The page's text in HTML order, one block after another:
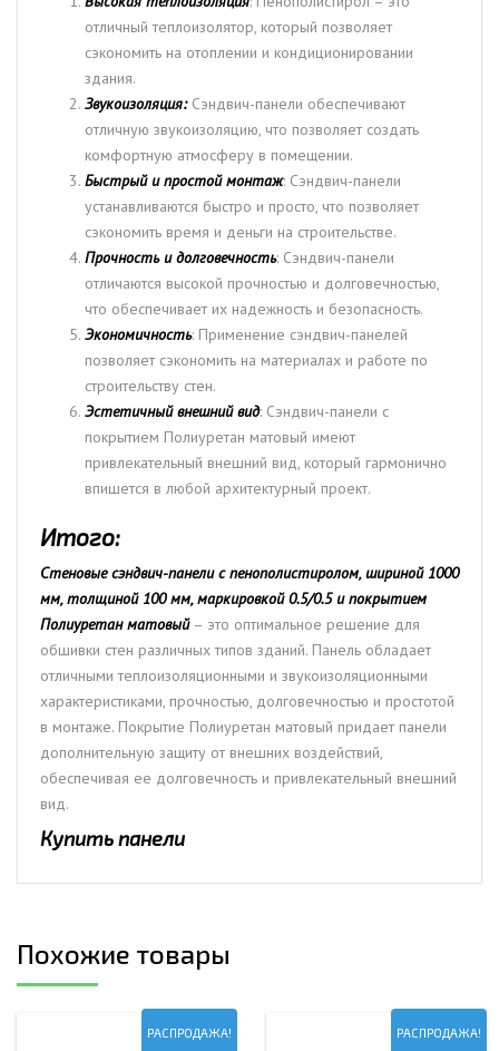
отличный теплоизолятор, который позволяет
сэкономить на отоплении и кондиционировании
здания.
Звукоизоляция:Сэндвич-панели обеспечивают
отличную звукоизоляцию, что позволяет создать
комфортную атмосферу в помещении.
Быстрый и простой монтаж: Сэндвич-панели
устанавливаются быстро и просто, что позволяет
сэкономить время и деньги на строительстве.
Прочность и долговечность: Сэндвич-панели
отличаются высокой прочностью и долговечностью,
что обеспечивает их надежность и безопасность.
Экономичность: Применение сэндвич-панелей
позволяет сэкономить на материалах и работе по
строительству стен.
Эстетичный внешний вид: Сэндвич-панели с
покрытием Полиуретан матовый имеют
привлекательный внешний вид, который гармонично
впишется в любой архитектурный проект.
Итого:
Стеновые сэндвич-панели с пенополистиролом, шириной 1000
мм, толщиной 100 мм, маркировкой 0.5/0.5 и покрытием
Полиуретан матовый– это оптимальное решение для
обшивки стен различных типов зданий. Панель обладает
отличными теплоизоляционными и звукоизоляционными
характеристиками, прочностью, долговечностью и простотой
в монтаже. Покрытие Полиуретан матовый придает панели
дополнительную защиту от внешних воздействий,
обеспечивая ее долговечность и привлекательный внешний
вид.
Купить панели
Похожие товары
РАСПРОДАЖА! РАСПРОДАЖА!